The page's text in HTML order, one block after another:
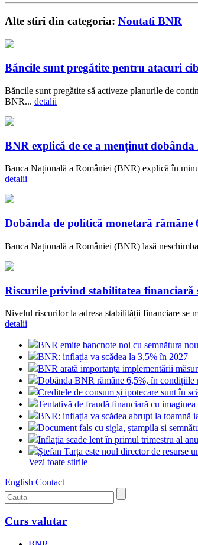
Alte stiri din categoria: Noutati BNR
Băncile sunt pregătite pentru atacuri
Băncile sunt pregătite să activeze planurile de
BNR... detalii
BNR explică de ce a menținut dobânda
Banca Națională a României (BNR) explică în
detalii
Dobânda de politică monetară rămâne
Banca Națională a României (BNR) lasă
Riscurile privind stabilitatea financiară
Nivelul riscurilor la adresa stabilității financiare se
detalii
BNR emite bancnote noi cu semnătura
BNR: inflația va scădea la 3,5% în 2027
BNR arată importanța implementării
Dobânda BNR rămâne 6,5%, în condițiile
Creditele de consum și ipotecare sunt în
Tentativă de fraudă financiară cu
BNR: inflația va scădea abrupt la toamnă
Document fals cu sigla, ștampila și
Inflația scade lent în primul trimestru al
Ștefan Tarța este noul director de
Vezi toate stirile
English Contact
Curs valutar